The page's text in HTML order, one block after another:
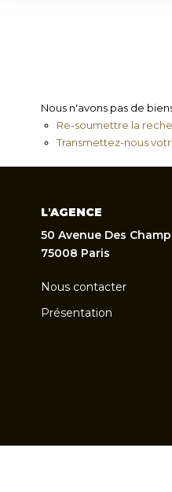
Nous n'avons pas de
Re-soumettre la
Transmettez-nous
L'AGENCE
50 Avenue Des
75008 Paris
Nous contacter
Présentation